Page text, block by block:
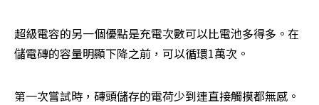
超級電容的另一個優點是充電次數可以比電池多得多。在
儲電磚的容量明顯下降之前，可以循環1萬次。
第一次嘗試時，磚頭儲存的電荷少到連直接觸摸都無感。